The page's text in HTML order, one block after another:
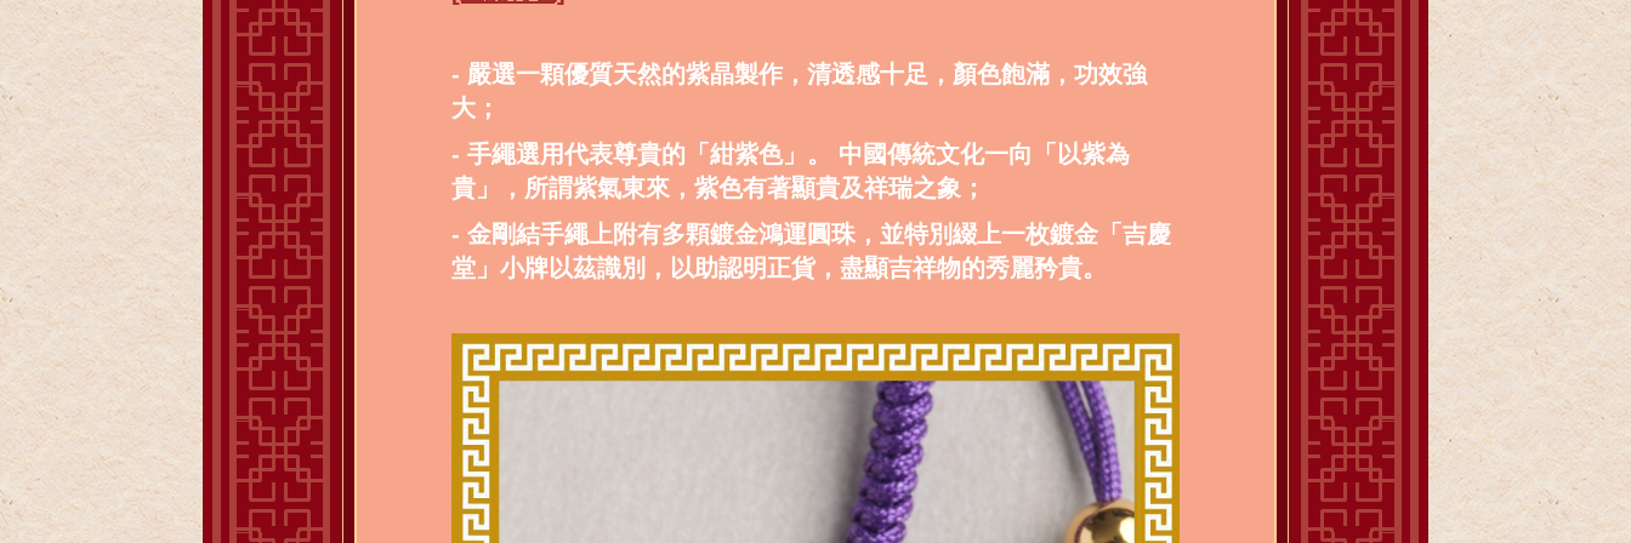
- 嚴選一顆優質天然的紫晶製作，清透感十足，顏色飽滿，功效強
大；
- 手繩選用代表尊貴的「紺紫色」。 中國傳統文化一向「以紫為
貴」，所謂紫氣東來，紫色有著顯貴及祥瑞之象；
- 金剛結手繩上附有多顆鍍金鴻運圓珠，並特別綴上一枚鍍金「吉慶
堂」小牌以茲識別，以助認明正貨，盡顯吉祥物的秀麗矜貴。